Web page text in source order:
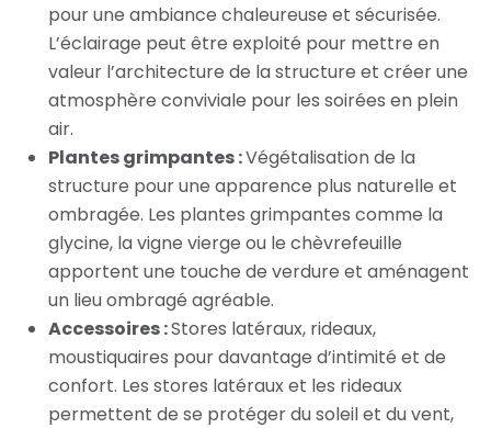
pour une ambiance chaleureuse et sécurisée.
L’éclairage peut être exploité pour mettre en
valeur l’architecture de la structure et créer une
atmosphère conviviale pour les soirées en plein
air.
Plantes grimpantes :Végétalisation de la
structure pour une apparence plus naturelle et
ombragée. Les plantes grimpantes comme la
glycine, la vigne vierge ou le chèvrefeuille
apportent une touche de verdure et aménagent
un lieu ombragé agréable.
Accessoires :Stores latéraux, rideaux,
moustiquaires pour davantage d’intimité et de
confort. Les stores latéraux et les rideaux
permettent de se protéger du soleil et du vent,